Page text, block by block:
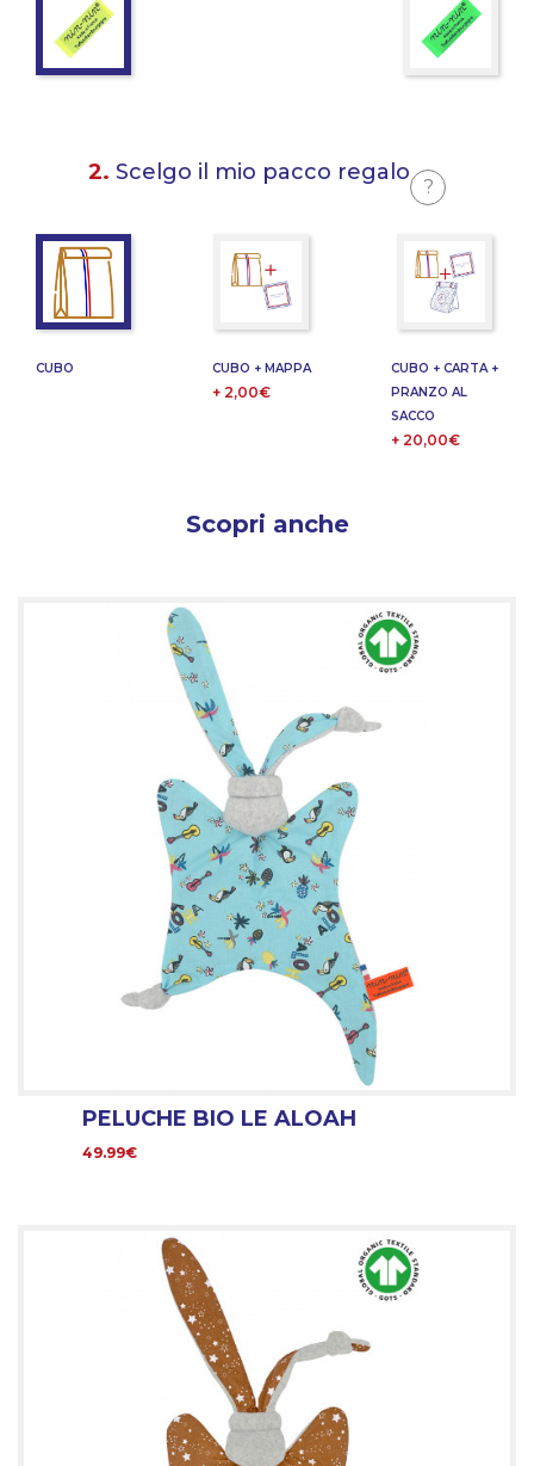
2. Scelgo il mio pacco regalo
?
CUBO CUBO + MAPPA
+ 2,00€
CUBO + CARTA +
PRANZO AL
SACCO
+ 20,00€
Scopri anche
PELUCHE BIO LE ALOAH
49.99€